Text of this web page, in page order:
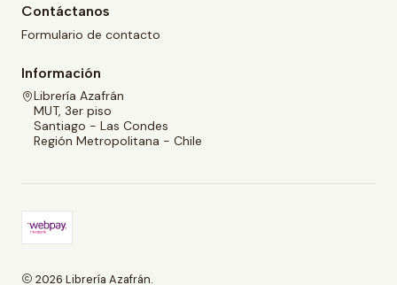
Contáctanos
Formulario de contacto
Información
Librería Azafrán
MUT, 3er piso
Santiago - Las Condes
Región Metropolitana - Chile
2026 Librería Azafrán.